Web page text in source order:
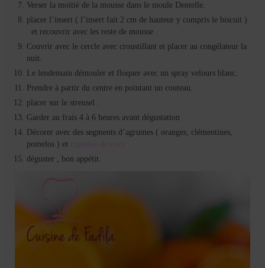
Verser la moitié de la mousse dans le moule Dentelle.
placer l’insert ( l’insert fait 2 cm de hauteur y compris le biscuit )
et recouvrir avec les reste de mousse .
Couvrir avec le cercle avec croustillant et placer au congélateur la
nuit.
Le lendemain démouler et floquer avec un spray velours blanc.
Prendre à partir du centre en pointant un couteau.
placer sur le streusel .
Garder au frais 4 à 6 heures avant dégustation
Décorer avec des segments d’agrumes ( oranges, clémentines,
pomelos ) et
déguster , bon appétit.